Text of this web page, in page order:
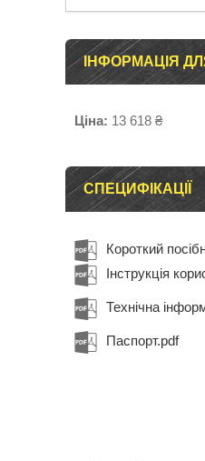
ІНФОРМАЦІЯ
Ціна: 13 618 ₴
СПЕЦИФІКАЦІЇ
Короткий
Інструкція
Технічна
Паспорт.pdf